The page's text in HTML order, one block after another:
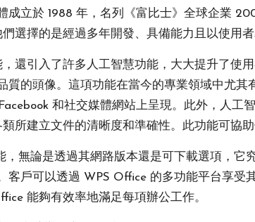
成立於 1988 年，名列《富比士》全球企業
選擇的是經過多年開發、具備能力且以使用者
還引入了許多人工智慧功能，大大提升了使
質的頭像。這項功能在當今的專業領域中尤
和社交媒體網站上呈現。此外，人
所建立文件的清晰度和準確性。此功能可協
無論是透過其網路版本還是可下載選項，
客戶可以透過 WPS Office 的多功能平台享
能夠有效率地滿足每項辦公工作。